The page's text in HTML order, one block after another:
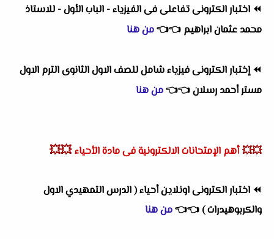
⏪ اختبار الكترونى تفاعلى فى الفيزياء - الباب الأول - للاستاذ
محمد عثمان ابراهيم 👈
👈من هنا
⏪إختبار الكترونى فيزياء شامل للصف الاول الثانوى الترم الاول
مستر أحمد رسلان👈
👈من هنا
💥💥 أهم الإمتحانات الالكترونية فى مادة الأحياء 💥💥
⏪ اختبار الكترونى اونلاين أحياء ( الدرس التمهيدي الاول
والكربوهيدرات ) 👈
👈من هنا